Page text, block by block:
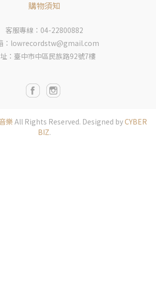
購物須知
客服專線：04-22800882
：lowrecordstw@gmail.com
：臺中市中區民族路92號7樓
樂 All Rights Reserved. Designed byCYBER
BIZ.